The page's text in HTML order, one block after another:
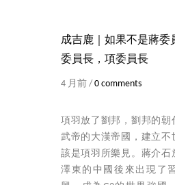
成吉鹿｜如果不是蔣委
委員長，項委員長
4 月前 / 0 comments
項羽放了劉邦，劉邦的朝
武帝的大漢帝國，建立不
該是項羽所樂見。蔣介石
澤東的中國後來出現了